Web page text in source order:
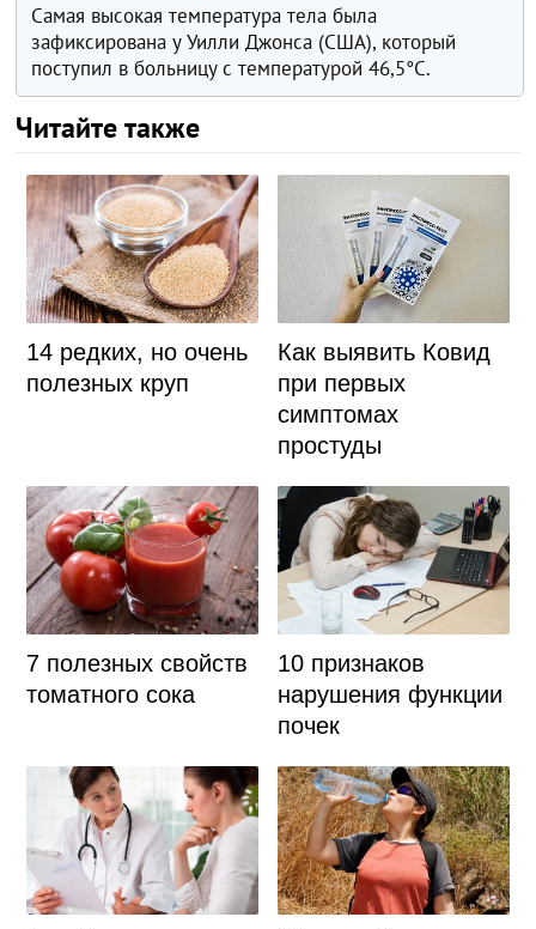
Самая высокая температура тела была
зафиксирована у Уилли Джонса (США), который
поступил в больницу с температурой 46,5°C.
Читайте также
14 редких, но очень
полезных круп
Как выявить Ковид
при первых
симптомах
простуды
7 полезных свойств
томатного сока
10 признаков
нарушения функции
почек